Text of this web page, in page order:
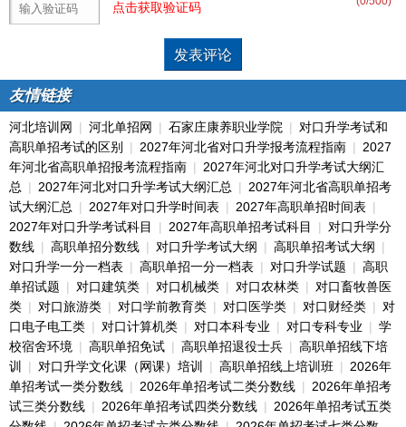
点击获取验证码
友情链接
河北培训网 | 河北单招网 | 石家庄康养职业学院 | 对口升学考试和
高职单招考试的区别
| 2027年河北省对口升学报考流程指南 | 2027
年河北省高职单招报考流程指南 | 2027年河北对口升学考试大纲汇
总 | 2027年河北对口升学考试大纲汇总 | 2027年河北省高职单招考
试大纲汇总 | 2027年对口升学时间表 | 2027年高职单招时间表 |
2027年对口升学考试科目
| 2027年高职单招考试科目 | 对口升学分
数线 | 高职单招分数线 | 对口升学考试大纲 | 高职单招考试大纲 |
对口升学一分一档表 | 高职单招一分一档表 | 对口升学试题 | 高职
单招试题 | 对口建筑类 | 对口机械类 | 对口农林类 | 对口畜牧兽医
类 | 对口旅游类 | 对口学前教育类 | 对口医学类 | 对口财经类 | 对
口电子电工类 | 对口计算机类 | 对口本科专业 | 对口专科专业 | 学
校宿舍环境 | 高职单招免试 | 高职单招退役士兵 | 高职单招线下培
训
| 对口升学文化课（网课）培训 | 高职单招线上培训班 | 2026年
单招考试一类分数线 | 2026年单招考试二类分数线 | 2026年单招考
试三类分数线 | 2026年单招考试四类分数线 | 2026年单招考试五类